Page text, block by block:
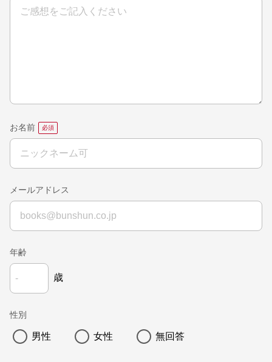
お名前
メールアドレス
年齢
歳
性別
男性 女性 無回答